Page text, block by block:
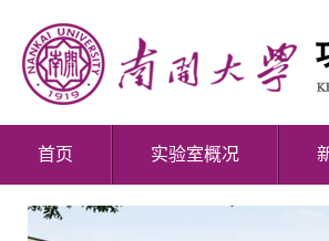
首页 实验室概况